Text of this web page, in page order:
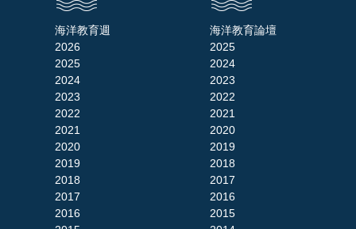
海洋教育週
2026
2025
2024
2023
2022
2021
2020
2019
2018
2017
2016
海洋教育論壇
2025
2024
2023
2022
2021
2020
2019
2018
2017
2016
2015